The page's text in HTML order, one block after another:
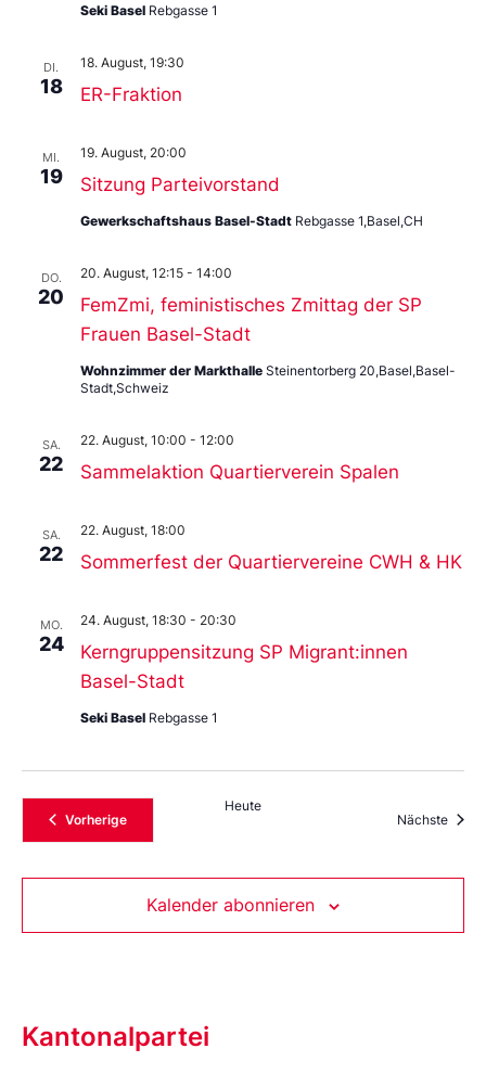
Seki Basel Rebgasse 1
DI.
18 ER-Fraktion
18. August, 19:30
MI.
19 Sitzung Parteivorstand
19. August, 20:00
Gewerkschaftshaus Basel-Stadt Rebgasse 1,Basel,CH
DO.
20
FemZmi, feministisches Zmittag der SP
Frauen Basel-Stadt
20. August, 12:15 - 14:00
Wohnzimmer der Markthalle Steinentorberg 20,Basel,Basel-
Stadt,Schweiz
SA.
22 Sammelaktion Quartierverein Spalen
22. August, 10:00 - 12:00
SA.
22 Sommerfest der Quartiervereine CWH & HK
22. August, 18:00
MO.
24
Kerngruppensitzung SP Migrant:innen
Basel-Stadt
24. August, 18:30 - 20:30
Seki Basel Rebgasse 1
VorherigeVeranstaltungen
Heute
Nächste
Kalender abonnieren
Kantonalpartei